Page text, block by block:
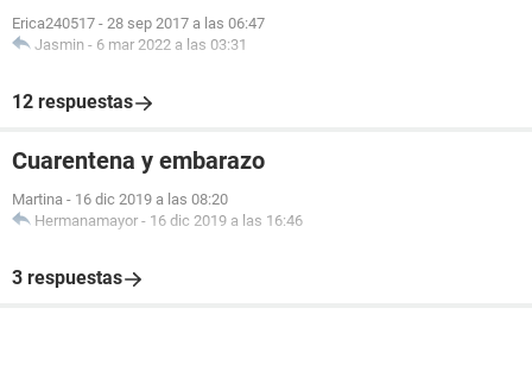
Erica240517 - 28 sep 2017 a las 06:47
Jasmin - 6 mar 2022 a las 03:31
12 respuestas
Cuarentena y embarazo
Martina - 16 dic 2019 a las 08:20
Hermanamayor - 16 dic 2019 a las 16:46
3 respuestas